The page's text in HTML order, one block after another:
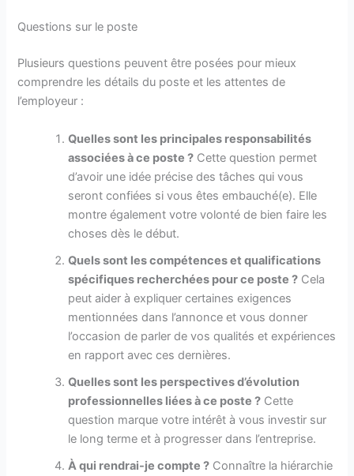
Questions sur le poste
Plusieurs questions peuvent être posées pour mieux
comprendre les détails du poste et les attentes de
l’employeur :
Quelles sont les principales responsabilités
associées à ce poste ? Cette question permet
d’avoir une idée précise des tâches qui vous
seront confiées si vous êtes embauché(e). Elle
montre également votre volonté de bien faire les
choses dès le début.
Quels sont les compétences et qualifications
spécifiques recherchées pour ce poste ? Cela
peut aider à expliquer certaines exigences
mentionnées dans l’annonce et vous donner
l’occasion de parler de vos qualités et expériences
en rapport avec ces dernières.
Quelles sont les perspectives d’évolution
professionnelles liées à ce poste ? Cette
question marque votre intérêt à vous investir sur
le long terme et à progresser dans l’entreprise.
À qui rendrai-je compte ? Connaître la hiérarchie